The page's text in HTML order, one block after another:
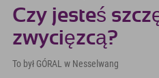
Czy jesteś
zwycięzcą?
To był GÓRAL w Nesselwang